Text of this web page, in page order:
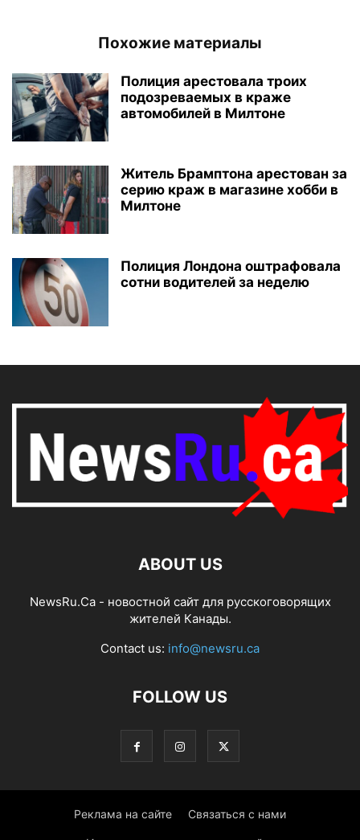
Похожие материалы
Полиция арестовала троих
подозреваемых в краже
автомобилей в Милтоне
Житель Брамптона арестован за
серию краж в магазине хобби в
Милтоне
Полиция Лондона оштрафовала
сотни водителей за неделю
ABOUT US
NewsRu.Ca - новостной сайт для русскоговорящих
жителей Канады.
Contact us: info@newsru.ca
FOLLOW US
Реклама на сайте Связаться с нами